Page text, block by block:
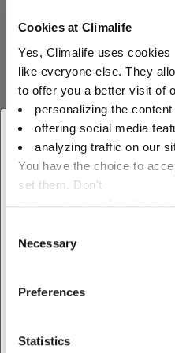
Cookies at Climalife
Yes, Climalife uses cookies
like everyone else. They
to offer you a better visit of
personalizing the content
offering social media
analyzing traffic on our
You have the choice to
set them. Don't
Selection
Necessary
Preferences
Statistics
×
Selecteer je
Assortiment
Ontdek
industrie